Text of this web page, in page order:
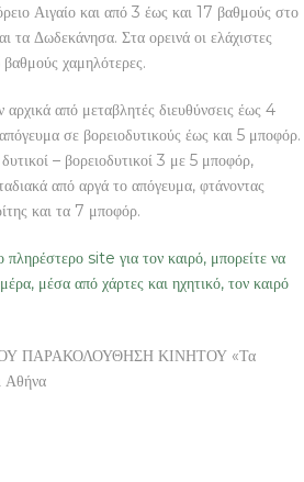
Αιγαίο και από 3 έως και 17 βαθμούς στο
τα Δωδεκάνησα. Στα ορεινά οι ελάχιστες
χαμηλότερες.
αρχικά από μεταβλητές διευθύνσεις έως 4
σε βορειοδυτικούς έως και 5 μποφόρ.
– βορειοδυτικοί 3 με 5 μποφόρ,
από αργά το απόγευμα, φτάνοντας
και τα 7 μποφόρ.
site για τον καιρό, μπορείτε να
μέσα από χάρτες και ηχητικό, τον καιρό
ΠΑΡΑΚΟΛΟΥΘΗΣΗ ΚΙΝΗΤΟΥ «Τα
Αθήνα